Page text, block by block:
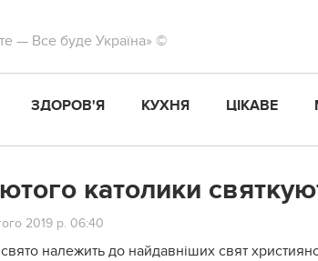
— Все буде Україна» ©
ЗДОРОВ'Я КУХНЯ ЦІКАВЕ
католики
2019 р. 06:40
належить до найдавніших свят